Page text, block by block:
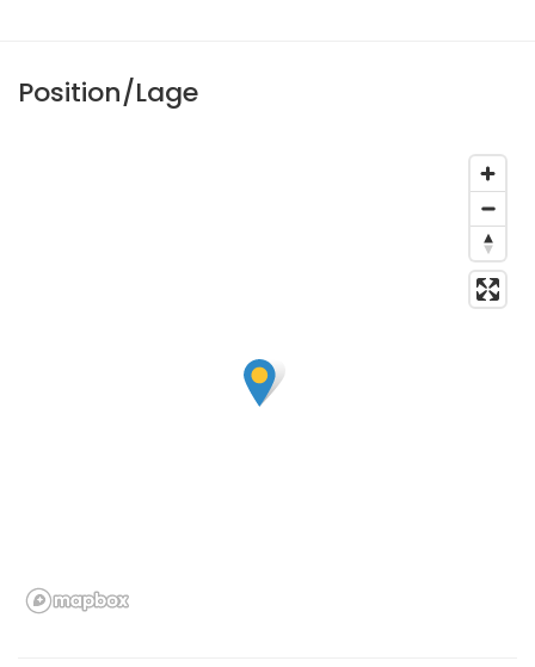
Position/Lage